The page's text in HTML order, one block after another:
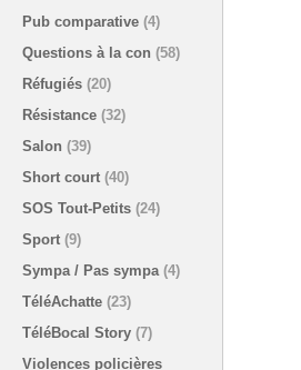
Pub comparative (4)
Questions à la con (58)
Réfugiés (20)
Résistance (32)
Salon (39)
Short court (40)
SOS Tout-Petits (24)
Sport (9)
Sympa / Pas sympa (4)
TéléAchatte (23)
TéléBocal Story (7)
Violences policières